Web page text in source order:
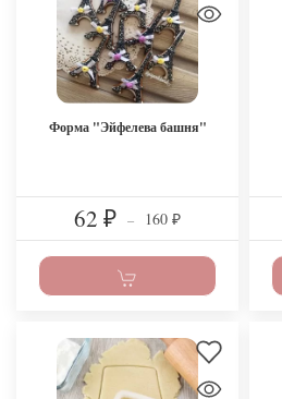
Форма "Эйфелева башня"
62 ₽ – 160 ₽